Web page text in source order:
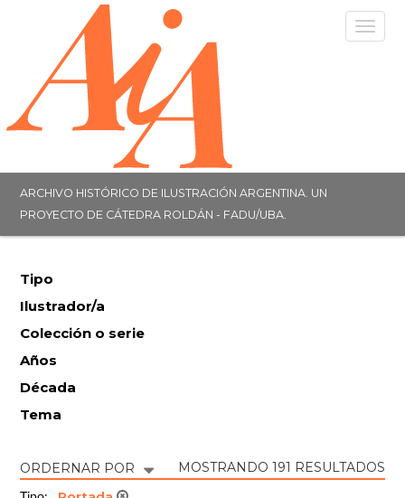
ARCHIVO HISTÓRICO DE ILUSTRACIÓN ARGENTINA. UN
PROYECTO DE CÁTEDRA ROLDÁN - FADU/UBA.
Tipo
Ilustrador/a
Colección o serie
Años
Década
Tema
ORDERNAR POR MOSTRANDO 191 RESULTADOS